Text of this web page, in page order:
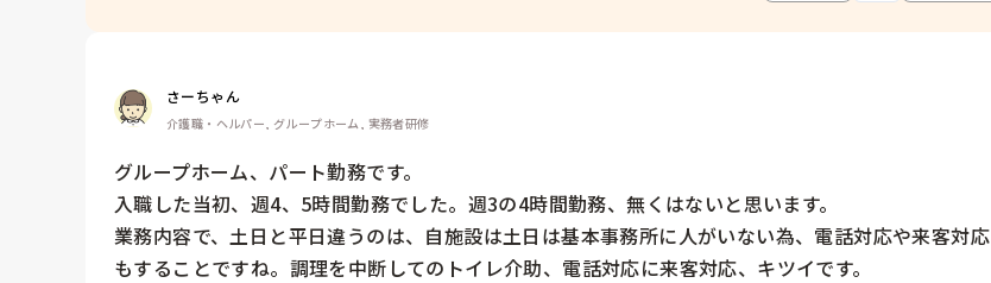
さーちゃん
介護職・ヘルパー, グループホーム, 実務者研修
グループホーム、パート勤務です。
入職した当初、週4、5時間勤務でした。週3の4時間勤務、無くはないと思います。
業務内容で、土日と平日違うのは、自施設は土日は基本事務所に人がいない為、電話対応や来客対応
もすることですね。調理を中断してのトイレ介助、電話対応に来客対応、キツイです。